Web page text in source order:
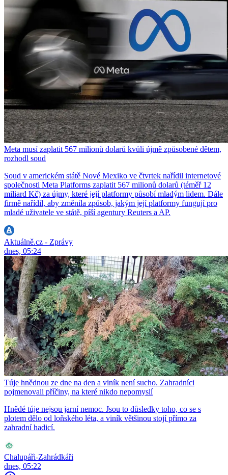
Meta musí zaplatit 567 milionů dolarů kvůli újmě způsobené dětem,
rozhodl soud
Soud v americkém státě Nové Mexiko ve čtvrtek nařídil internetové
společnosti Meta Platforms zaplatit 567 milionů dolarů (téměř 12
miliard Kč) za újmy, které její platformy působí mladým lidem. Dále
firmě nařídil, aby změnila způsob, jakým její platformy fungují pro
mladé uživatele ve státě, píší agentury Reuters a AP.
Aktuálně.cz - Zprávy
dnes, 05:24
Túje hnědnou ze dne na den a viník není sucho. Zahradníci
pojmenovali příčiny, na které nikdo nepomyslí
Hnědé túje nejsou jarní nemoc. Jsou to důsledky toho, co se s
plotem dělo od loňského léta, a viník většinou stojí přímo za
zahradní hadicí.
Chalupáři-Zahrádkáři
dnes, 05:22